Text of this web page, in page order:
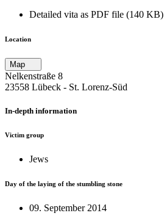
Detailed vita as PDF file (140 KB)
Location
Nelkenstraße 8
23558 Lübeck ‐ St. Lorenz-Süd
In-depth information
Victim group
Jews
Day of the laying of the stumbling stone
09. September 2014